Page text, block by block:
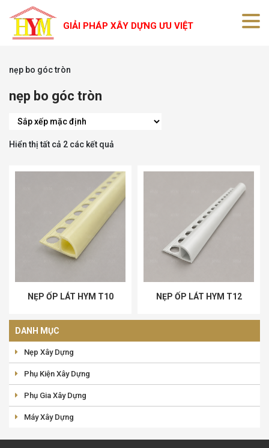
GIẢI PHÁP XÂY DỰNG ƯU VIỆT
nẹp bo góc tròn
nẹp bo góc tròn
Hiển thị tất cả 2 các kết quả
NẸP ỐP LÁT HYM T10 NẸP ỐP LÁT HYM T12
DANH MỤC
Nẹp Xây Dựng
Phụ Kiện Xây Dựng
Phụ Gia Xây Dựng
Máy Xây Dựng